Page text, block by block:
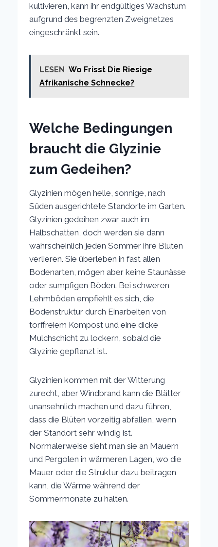
kultivieren, kann ihr endgültiges Wachstum
aufgrund des begrenzten Zweignetzes
eingeschränkt sein.
LESEN Wo Frisst Die Riesige
Afrikanische Schnecke?
Welche Bedingungen
braucht die Glyzinie
zum Gedeihen?
Glyzinien mögen helle, sonnige, nach
Süden ausgerichtete Standorte im Garten.
Glyzinien gedeihen zwar auch im
Halbschatten, doch werden sie dann
wahrscheinlich jeden Sommer ihre Blüten
verlieren. Sie überleben in fast allen
Bodenarten, mögen aber keine Staunässe
oder sumpfigen Böden. Bei schweren
Lehmböden empfiehlt es sich, die
Bodenstruktur durch Einarbeiten von
torffreiem Kompost und eine dicke
Mulchschicht zu lockern, sobald die
Glyzinie gepflanzt ist.
Glyzinien kommen mit der Witterung
zurecht, aber Windbrand kann die Blätter
unansehnlich machen und dazu führen,
dass die Blüten vorzeitig abfallen, wenn
der Standort sehr windig ist.
Normalerweise sieht man sie an Mauern
und Pergolen in wärmeren Lagen, wo die
Mauer oder die Struktur dazu beitragen
kann, die Wärme während der
Sommermonate zu halten.